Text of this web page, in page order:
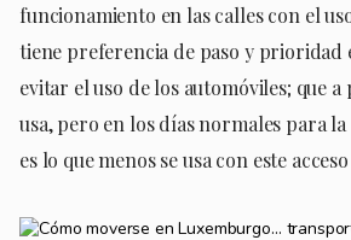
funcionamiento en las calles con el
tiene preferencia de paso y prioridad
evitar el uso de los automóviles; que a
usa, pero en los días normales para
es lo que menos se usa con este